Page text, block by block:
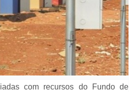
com recursos do Fundo de